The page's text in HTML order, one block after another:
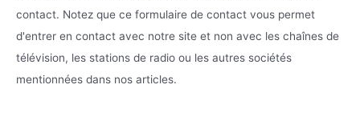
contact. Notez que ce formulaire de contact vous permet
d'entrer en contact avec notre site et non avec les chaînes de
télévision, les stations de radio ou les autres sociétés
mentionnées dans nos articles.